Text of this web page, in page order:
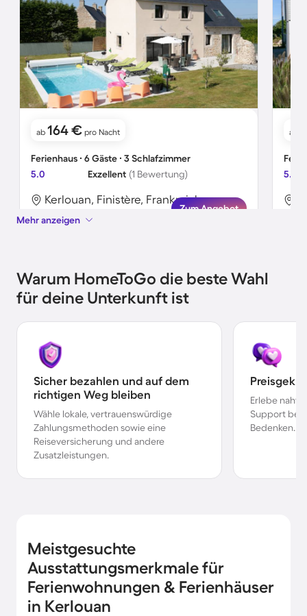
ab 164 € pro Nacht
Ferienhaus ∙ 6 Gäste ∙ 3 Schlafzimmer
5.0
Exzellent (1 Bewertung)
Kerlouan, Finistère, Frankreich
Zum Angebot
ab
5.0
Mehr anzeigen
Warum HomeToGo die beste Wahl
für deine Unterkunft ist
Sicher bezahlen und auf dem
richtigen Weg bleiben
Wähle lokale, vertrauenswürdige
Zahlungsmethoden sowie eine
Reiseversicherung und andere
Zusatzleistungen.
Erlebe
Support bei
Bedenken.
Meistgesuchte
Ausstattungsmerkmale für
Ferienwohnungen & Ferienhäuser
in Kerlouan